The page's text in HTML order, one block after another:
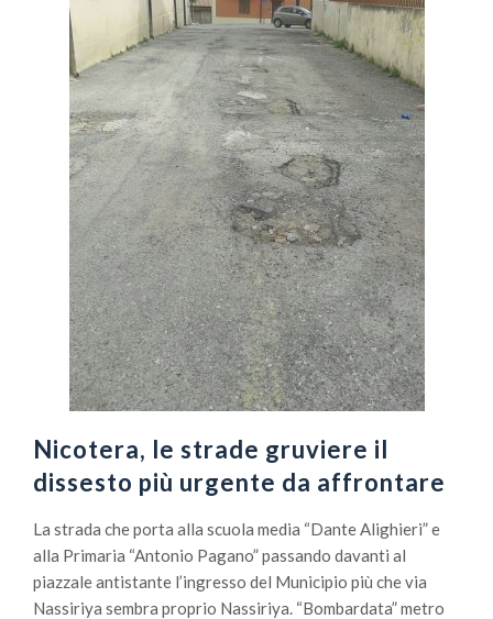
Nicotera, le strade gruviere il
dissesto più urgente da affrontare
La strada che porta alla scuola media “Dante Alighieri” e
alla Primaria “Antonio Pagano” passando davanti al
piazzale antistante l’ingresso del Municipio più che via
Nassiriya sembra proprio Nassiriya. “Bombardata” metro